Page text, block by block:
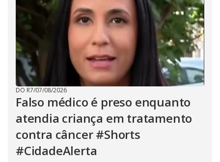
DO R7/07/08/2026
Falso médico é preso enquanto
atendia criança em tratamento
contra câncer #Shorts
#CidadeAlerta